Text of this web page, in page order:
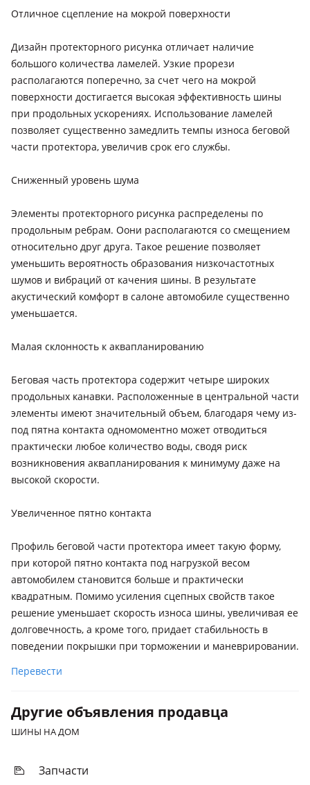
Отличное сцепление на мокрой поверхности
Дизайн протекторного рисунка отличает наличие
большого количества ламелей. Узкие прорези
располагаются поперечно, за счет чего на мокрой
поверхности достигается высокая эффективность шины
при продольных ускорениях. Использование ламелей
позволяет существенно замедлить темпы износа беговой
части протектора, увеличив срок его службы.
Сниженный уровень шума
Элементы протекторного рисунка распределены по
продольным ребрам. Оони располагаются со смещением
относительно друг друга. Такое решение позволяет
уменьшить вероятность образования низкочастотных
шумов и вибраций от качения шины. В результате
акустический комфорт в салоне автомобиле существенно
уменьшается.
Малая склонность к аквапланированию
Беговая часть протектора содержит четыре широких
продольных канавки. Расположенные в центральной части
элементы имеют значительный объем, благодаря чему из-
под пятна контакта одномоментно может отводиться
практически любое количество воды, сводя риск
возникновения аквапланирования к минимуму даже на
высокой скорости.
Увеличенное пятно контакта
Профиль беговой части протектора имеет такую форму,
при которой пятно контакта под нагрузкой весом
автомобилем становится больше и практически
квадратным. Помимо усиления сцепных свойств такое
решение уменьшает скорость износа шины, увеличивая ее
долговечность, а кроме того, придает стабильность в
поведении покрышки при торможении и маневрировании.
Перевести
Другие объявления продавца
ШИНЫ НА ДОМ
Запчасти